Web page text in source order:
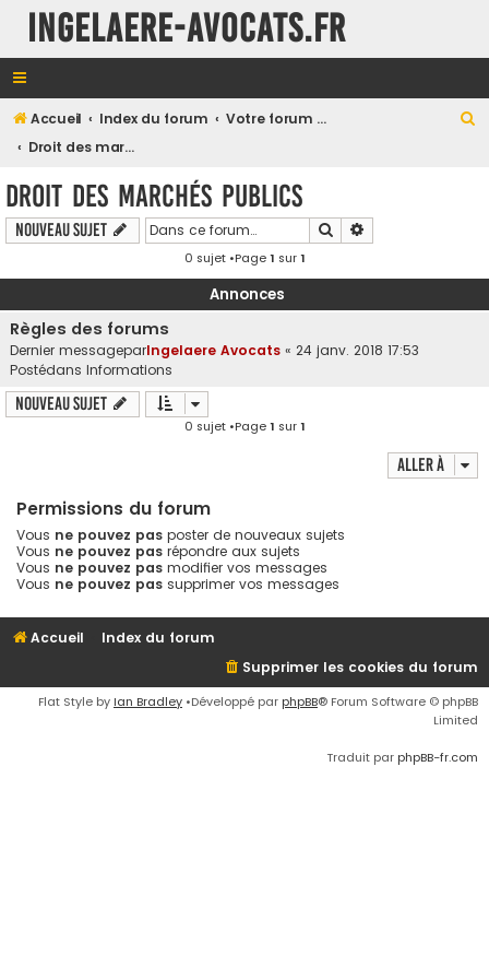
INGELAERE-AVOCATS.FR
Accueil Index du forum
Votre forum en Droit Public
Droit des marchés publics
h
Droit des marchés publics
Nouveau sujet Rechercher
0 sujet •Page1 sur1
Annonces
Règles des forums
Dernier messageparIngelaere Avocats « 24 janv. 2018 17:53
Postédans Informations
Nouveau sujet
0 sujet •Page1 sur1
Aller à
Permissions du forum
Vous ne pouvez pas poster de nouveaux sujets
Vous ne pouvez pas répondre aux sujets
Vous ne pouvez pas modifier vos messages
Vous ne pouvez pas supprimer vos messages
Accueil
Index du forum
Supprimer les cookies du forum
Flat Style by Ian Bradley •Développé par phpBB® Forum Software © phpBB
Limited
Traduit par phpBB-fr.com